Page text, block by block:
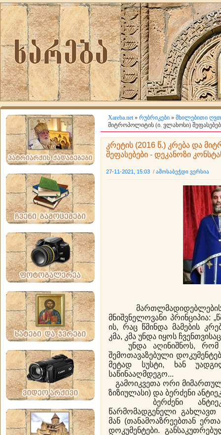
Xareba.net» რუბრიკები » მხილებითი
მიტროპოლიტის (ი. ვლახოსი)
კრეტის (2016 წ.) კრება და
შეფასებები - დეკანოზი
27-11-2021, 15:03 / ამოსაბეჭდი ვერსია
მნიშვნელოვანი პრინციპია:
ის, რაც წმინდა მამების
კმა, კმა უნდა იყოს
უნდა აღინიშნოს, რომ
შემოთავაზებული
მეტად სუსტი, ხან
საწინააღმდეგო...
გამოიკვეთა ორი
ზიზიულასი) და ბერძენი
ბერძენი
წარმომადგენელი
მან (თანამოაზრეებთან
დოკუმენტები.